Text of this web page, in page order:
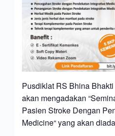
Pusdiklat RS Bhina
akan mengadakan
Pasien Stroke Dengan
Medicine“ yang akan